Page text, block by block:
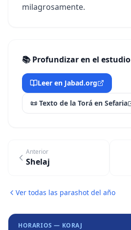
milagrosamente.
📚 Profundizar en el estudio
Leer en Jabad.org
📜 Texto de la Torá en Sefaria
Anterior
Shelaj
Ver todas las parashot del año
HORARIOS — KORAJ